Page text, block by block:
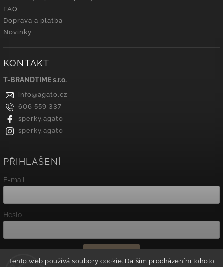
Tento web používá soubory cookie. Dalším procházením tohoto
FAQ
Doprava a platba
Novinky
KONTAKT
T-BRANDTIME s.r.o.
info@agato.cz
606 559 337
sperky.agato
sperky.agato
PŘIHLÁŠENÍ
E-mail
Heslo